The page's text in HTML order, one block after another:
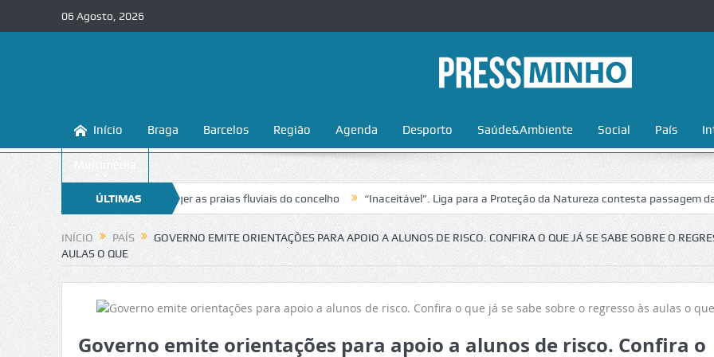
06 Agosto, 2026
Início Braga Barcelos Região Agenda Desporto Saúde&Ambiente Social País
Multimédia
ÚLTIMAS
NOTÍCIAS
a conhecer e proteger as praias fluviais do concelho “Inaceitável”. Liga para a Proteção da Natureza contesta passagem da Volta a
INÍCIO PAÍS
GOVERNO EMITE ORIENTAÇÕES PARA APOIO A ALUNOS DE RISCO. CONFIRA O QUE JÁ SE SABE SOBRE O
AULAS O QUE
Governo emite orientações para apoio a alunos de risco. Confira o